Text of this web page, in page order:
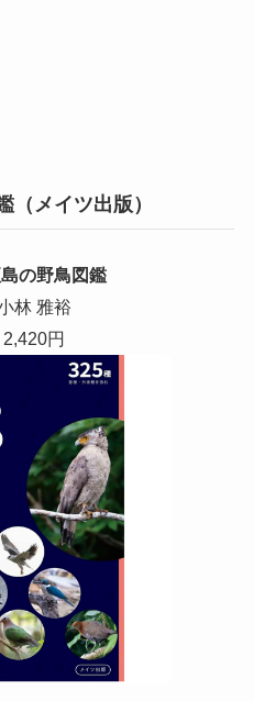
（メイツ出版）
の野鳥図鑑
林 雅裕
円